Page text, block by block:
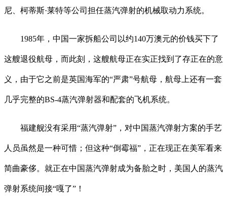
尼、柯蒂斯·莱特等公司担任蒸汽弹射的机械取动力系统。
1985年，中国一家拆船公司以约140万澳元的价钱买下了
这艘退役航母，而此刻，这艘航母正在实正找到了存正在的意
义，由于它之前是英国海军的“严肃”号航母，航母上还有一套
几乎完整的BS-4蒸汽弹射器和配套的飞机系统。
福建舰没有采用“蒸汽弹射”，对中国蒸汽弹射方案的手艺
人员虽然是一种可惜；但这种“倒霉福”，正在现正在美军看来
简曲豪侈。就正在中国蒸汽弹射成为备胎之时，美国人的蒸汽
弹射系统间接“嘎了”！